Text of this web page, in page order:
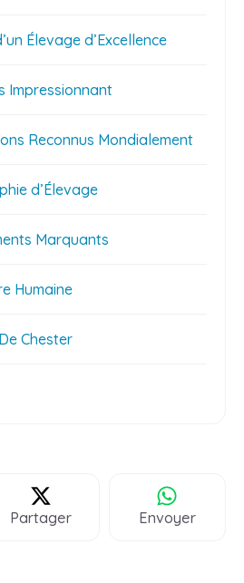
Élevage d’Excellence
Impressionnant
Reconnus Mondialement
d’Élevage
Marquants
Humaine
Chester
Partager Envoyer